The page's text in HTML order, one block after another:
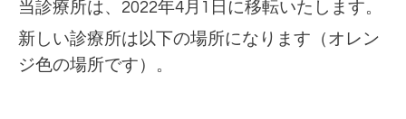
当診療所は、2022年4月1日に移転いたします。
新しい診療所は以下の場所になります（オレン
ジ色の場所です）。